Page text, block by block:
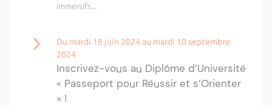
immersifs...
Du mardi 18 juin 2024 au mardi 10 septembre
2024
Inscrivez-vous au Diplôme d’Université
« Passeport pour Réussir et s’Orienter
» !